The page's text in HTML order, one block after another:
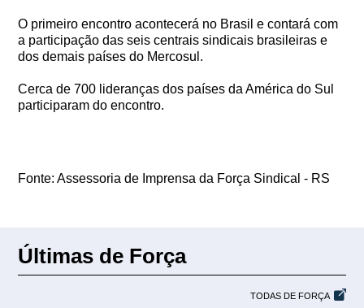
O primeiro encontro acontecerá no Brasil e contará com
a participação das seis centrais sindicais brasileiras e
dos demais países do Mercosul.
Cerca de 700 lideranças dos países da América do Sul
participaram do encontro.
Fonte: Assessoria de Imprensa da Força Sindical - RS
Últimas de Força
TODAS DE FORÇA